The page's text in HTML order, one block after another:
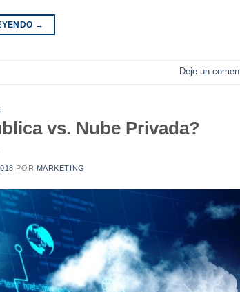
→
Deje un
vs. Nube Privada?
POR MARKETING